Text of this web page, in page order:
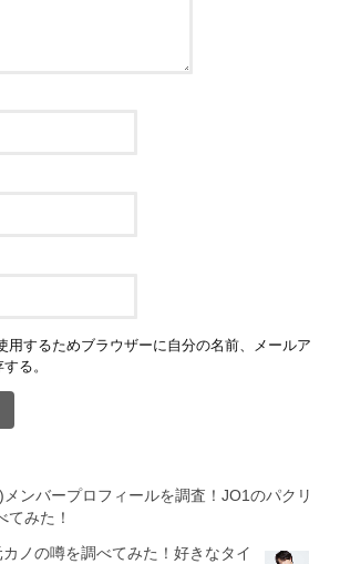
用するためブラウザーに自分の名前、メールア
る。
ンバープロフィールを調査！JO1のパクリ
てみた！
ノの噂を調べてみた！好きなタイ